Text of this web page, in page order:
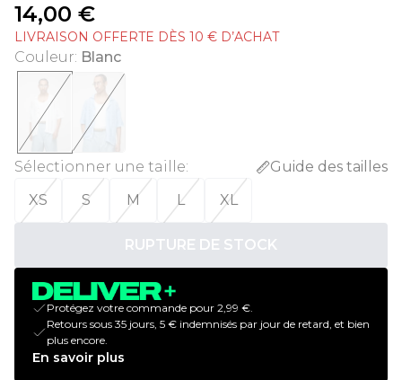
14,00 €
LIVRAISON OFFERTE DÈS 10 € D’ACHAT
Couleur: Blanc
Sélectionner une taille:
Guide des tailles
XS
S M L XL
RUPTURE DE STOCK
Protégez votre commande pour 2,99 €.
Retours sous 35 jours, 5 € indemnisés par jour de retard, et bien
plus encore.
En savoir plus